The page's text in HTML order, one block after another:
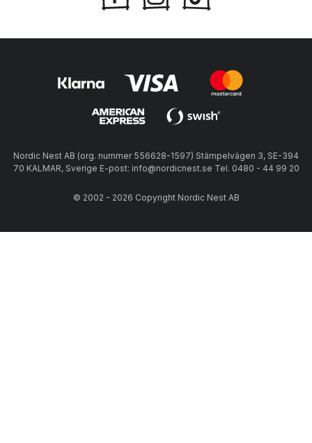
Nordic Nest AB (org. nummer 556628-1597) Stämpelvägen 3, SE-394
70 KALMAR, Sverige E-post: info@nordicnest.se Tel. 0480 - 44 99 20
© 2002 - 2026 Copyright Nordic Nest AB